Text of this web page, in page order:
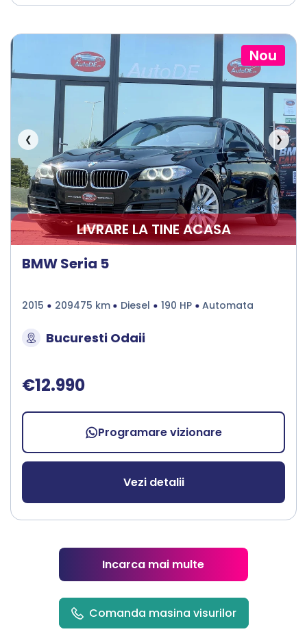
Nou
❮ ❯
LIVRARE LA TINE ACASA
BMW Seria 5
2015 209475 km Diesel 190 HP Automata
Bucuresti Odaii
€12.990
Programare vizionare
Vezi detalii
Incarca mai multe
Comanda masina visurilor